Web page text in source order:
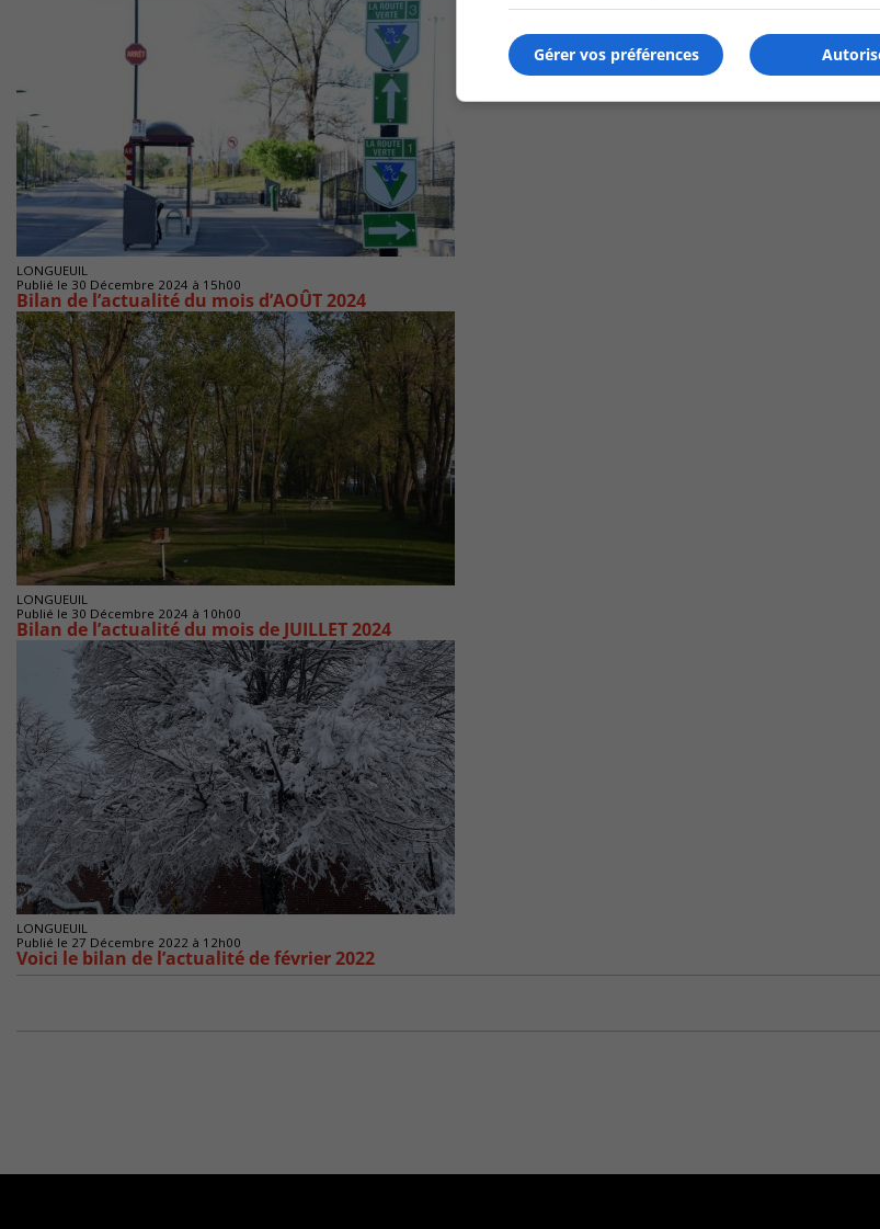
LONGUEUIL
Publié le 30 Décembre 2024 à 15h00
Bilan de l’actualité du mois d’AOÛT 2024
LONGUEUIL
Publié le 30 Décembre 2024 à 10h00
Bilan de l’actualité du mois de JUILLET 2024
LONGUEUIL
Publié le 27 Décembre 2022 à 12h00
Voici le bilan de l’actualité de février 2022
Gérer vos préférences